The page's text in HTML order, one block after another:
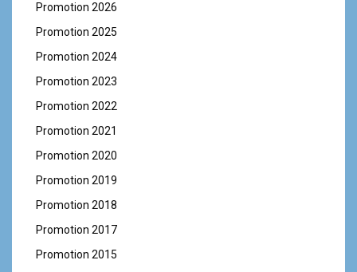
Promotion 2026
Promotion 2025
Promotion 2024
Promotion 2023
Promotion 2022
Promotion 2021
Promotion 2020
Promotion 2019
Promotion 2018
Promotion 2017
Promotion 2015